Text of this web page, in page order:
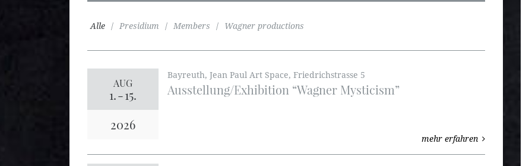
Alle / Presidium / Members / Wagner productions
AUG
1.-15.
2026
Bayreuth, Jean Paul Art Space, Friedrichstrasse 5
Ausstellung/Exhibition “Wagner Mysticism”
mehr erfahren